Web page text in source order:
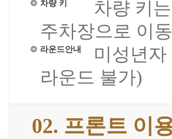
차량 키
차량 키
주차장으로 이
라운드안내
미성년
라운드 불가)
02. 프론트 이